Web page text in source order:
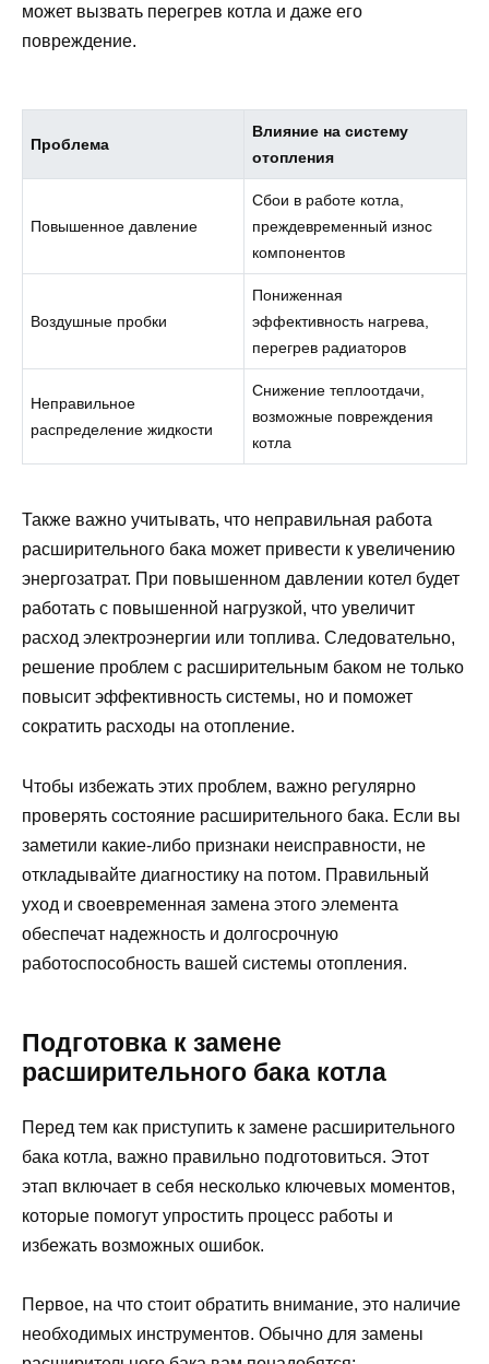
может вызвать перегрев котла и даже его
повреждение.
Проблема
Влияние на систему
отопления
Повышенное давление
Сбои в работе котла,
преждевременный износ
компонентов
Воздушные пробки
Пониженная
эффективность нагрева,
перегрев радиаторов
Неправильное
распределение жидкости
Снижение теплоотдачи,
возможные повреждения
котла
Также важно учитывать, что неправильная работа
расширительного бака может привести к увеличению
энергозатрат. При повышенном давлении котел будет
работать с повышенной нагрузкой, что увеличит
расход электроэнергии или топлива. Следовательно,
решение проблем с расширительным баком не только
повысит эффективность системы, но и поможет
сократить расходы на отопление.
Чтобы избежать этих проблем, важно регулярно
проверять состояние расширительного бака. Если вы
заметили какие-либо признаки неисправности, не
откладывайте диагностику на потом. Правильный
уход и своевременная замена этого элемента
обеспечат надежность и долгосрочную
работоспособность вашей системы отопления.
Подготовка к замене
расширительного бака котла
Перед тем как приступить к замене расширительного
бака котла, важно правильно подготовиться. Этот
этап включает в себя несколько ключевых моментов,
которые помогут упростить процесс работы и
избежать возможных ошибок.
Первое, на что стоит обратить внимание, это наличие
необходимых инструментов. Обычно для замены